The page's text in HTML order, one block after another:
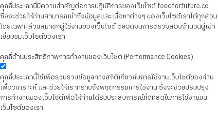
คุกกี้ประเภทนี้มีความสำคัญต่อการปฏิบัติการของเว็บไซต์ feedforfuture.co
ซึ่งจะช่วยให้ท่านสามารถเข้าถึงข้อมูลและเนื้อหาต่างๆ ของเว็บไซต์เราได้ทุกส่วน
โดยเฉพาะส่วนสมาชิกผู้ใช้งานของเว็บไซต์ ตลอดจนการตรวจสอบจำนวนผู้เข้า
เยี่ยมชมเว็บไซต์ของเรา
คุกกี้ด้านประสิทธิภาพการทำงานของเว็บไซต์ (Performance Cookies)
คุกกี้ประเภทนี้ใช้เพื่อรวบรวมข้อมูลทางสถิติเกี่ยวกับการใช้งานเว็บไซต์ของท่าน
เพื่อวิเคราะห์ และช่วยให้เราทราบถึงพฤติกรรมการใช้งาน ซึ่งจะช่วยปรับปรุง
การทำงานของเว็บไซต์เพื่อให้ท่านได้รับประสบการณ์ที่ดีที่สุดในการใช้งานบน
เว็บไซต์ของเรา